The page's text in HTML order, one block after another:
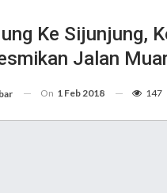
Ke Sijunjung,
Jalan
On 1 Feb 2018 147